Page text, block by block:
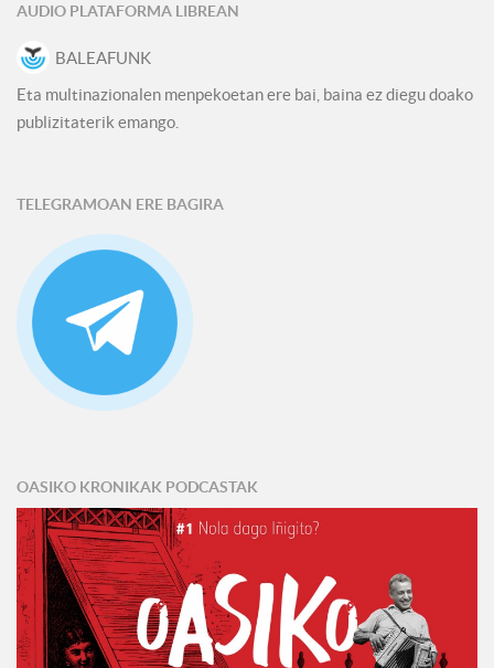
AUDIO PLATAFORMA LIBREAN
BALEAFUNK
Eta multinazionalen menpekoetan ere bai, baina ez diegu doako
publizitaterik emango.
TELEGRAMOAN ERE BAGIRA
OASIKO KRONIKAK PODCASTAK